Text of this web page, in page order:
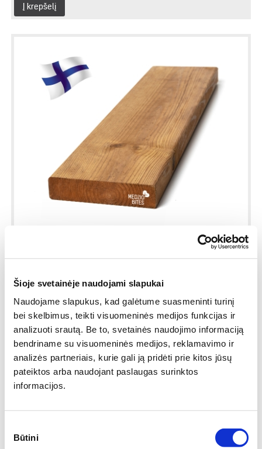
Šioje svetainėje naudojami slapukai
Naudojame slapukus, kad galėtume suasmeninti turinį
bei skelbimus, teikti visuomeninės medijos funkcijas ir
analizuoti srautą. Be to, svetainės naudojimo informaciją
bendriname su visuomeninės medijos, reklamavimo ir
analizės partneriais, kurie gali ją pridėti prie kitos jūsų
pateiktos arba naudojant paslaugas surinktos
informacijos.
pasirinkimas
Būtini
Į krepšelį
Terasinė impregnuota lenta
11.94€/ vnt.
Į krepšelį